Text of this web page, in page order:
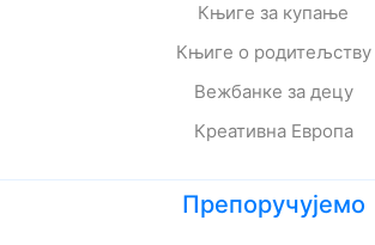
Књиге за купање
Књиге о родитељству
Вежбанке за децу
Креативна Европа
Препоручујемо